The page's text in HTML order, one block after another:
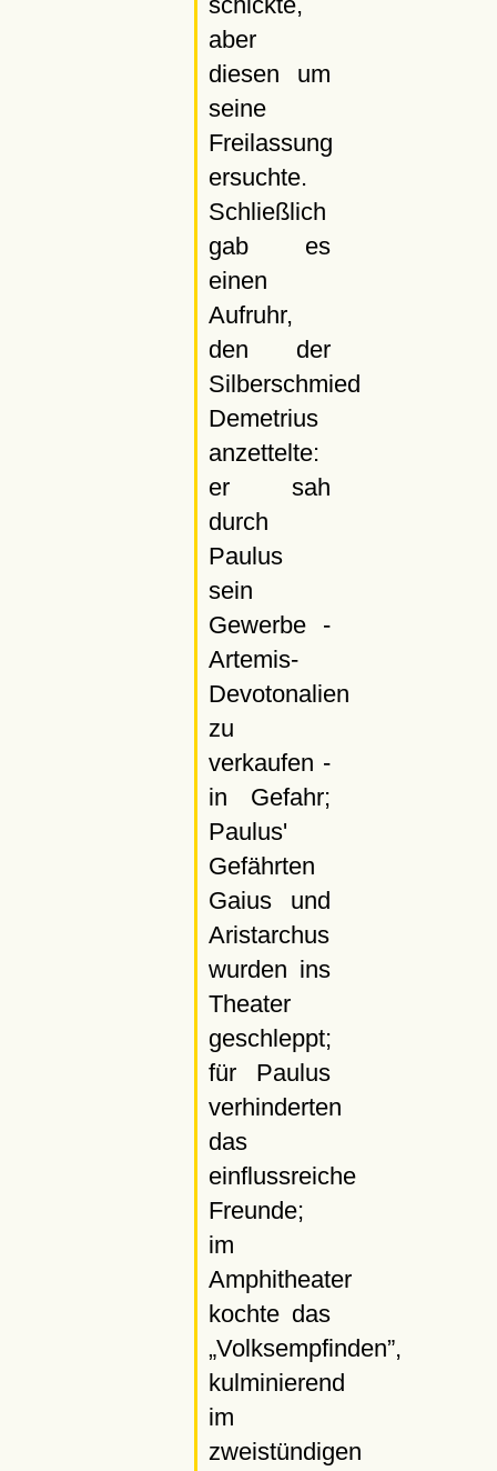
aber
diesen um
seine
Freilassung
ersuchte.
Schließlich
gab es
einen
Aufruhr,
den der
Silberschmied
Demetrius
anzettelte:
er sah
durch
Paulus
sein
Gewerbe -
Artemis-
Devotonalien
zu
verkaufen -
in Gefahr;
Paulus'
Gefährten
Gaius und
Aristarchus
wurden ins
Theater
geschleppt;
für Paulus
verhinderten
das
einflussreiche
Freunde;
im
Amphitheater
kochte das
Volksempfinden ,
kulminierend
im
zweistündigen